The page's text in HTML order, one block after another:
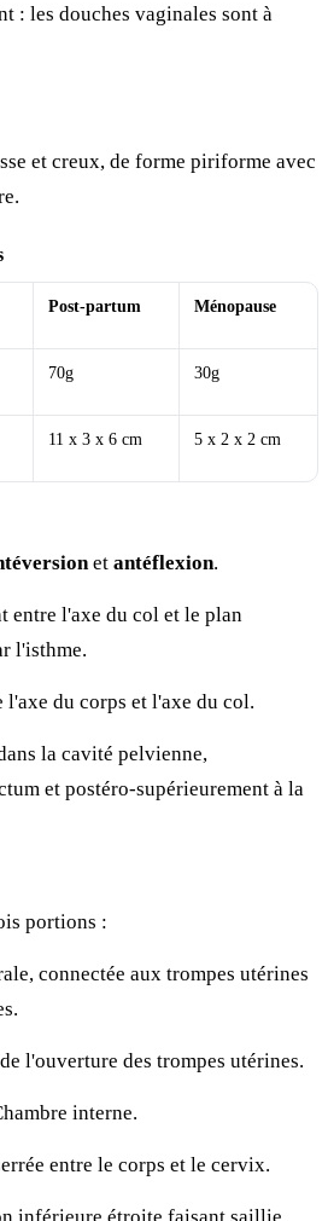
: les douches vaginales sont à
et creux, de forme piriforme avec
Post-partum Ménopause
70g 30g
11 x 3 x 6 cm 5 x 2 x 2 cm
et antéflexion.
entre l'axe du col et le plan
l'isthme.
l'axe du corps et l'axe du col.
la cavité pelvienne,
et postéro-supérieurement à la
portions :
connectée aux trompes utérines
l'ouverture des trompes utérines.
interne.
entre le corps et le cervix.
inférieure étroite faisant saillie